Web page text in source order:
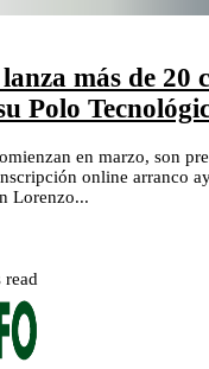
más de 20
Polo
en marzo, son
online arranco
Lorenzo...
read